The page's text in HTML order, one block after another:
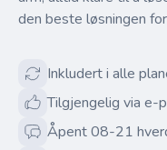
den beste løsningen
Inkludert i alle
Tilgjengelig via e-
Åpent 08-21